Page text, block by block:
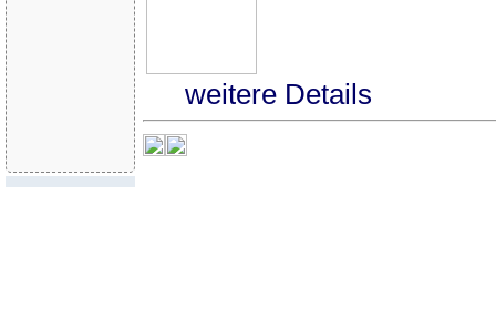
weitere Details